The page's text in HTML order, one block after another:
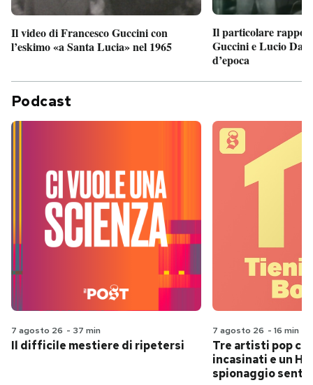
Il video di Francesco Guccini con
l’eskimo «a Santa Lucia» nel 1965
Il particolare
Guccini e Lucio
d’epoca
Podcast
7 agosto 26 - 37 min
Il difficile mestiere di ripetersi
7 agosto 26 - 16 min
Tre artisti pop
incasinati e un
spionaggio